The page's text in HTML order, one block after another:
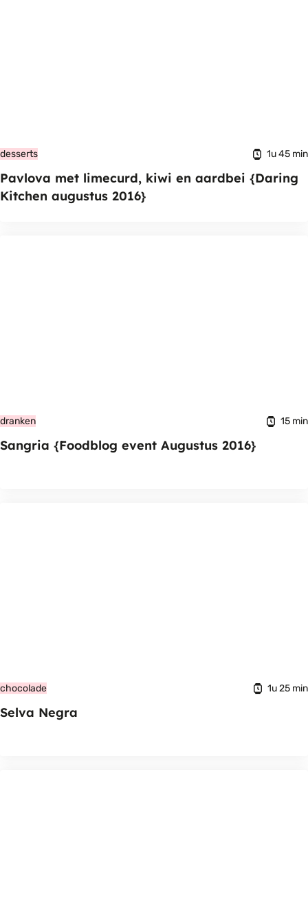
desserts 1u 45 min
Pavlova met limecurd, kiwi en aardbei {Daring
Kitchen augustus 2016}
dranken 15 min
Sangria {Foodblog event Augustus 2016}
chocolade 1u 25 min
Selva Negra